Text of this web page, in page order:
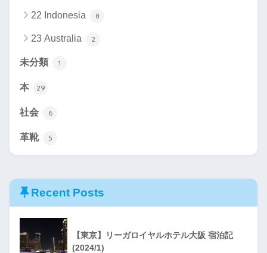
22 Indonesia 8
23 Australia 2
未分類 1
本 29
社会 6
革靴 5
Recent Posts
【東京】リーガロイヤルホテル大阪 宿泊記
(2024/1)